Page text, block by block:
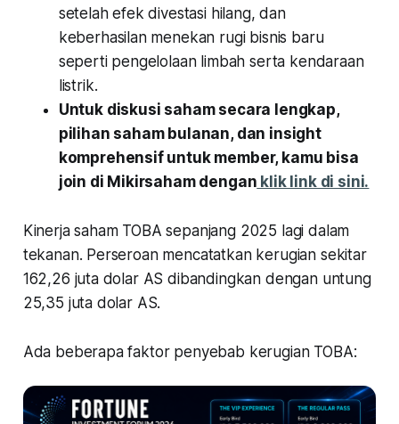
setelah efek divestasi hilang, dan
keberhasilan menekan rugi bisnis baru
seperti pengelolaan limbah serta kendaraan
listrik.
Untuk diskusi saham secara lengkap,
pilihan saham bulanan, dan insight
komprehensif untuk member, kamu bisa
join di Mikirsaham dengan klik link di sini.
Kinerja saham TOBA sepanjang 2025 lagi dalam
tekanan. Perseroan mencatatkan kerugian sekitar
162,26 juta dolar AS dibandingkan dengan untung
25,35 juta dolar AS.
Ada beberapa faktor penyebab kerugian TOBA: